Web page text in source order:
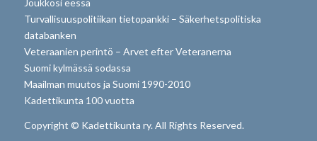
Joukkosi eessä
Turvallisuuspolitiikan tietopankki – Säkerhetspolitiska
databanken
Veteraanien perintö – Arvet efter Veteranerna
Suomi kylmässä sodassa
Maailman muutos ja Suomi 1990-2010
Kadettikunta 100 vuotta
Copyright © Kadettikunta ry. All Rights Reserved.